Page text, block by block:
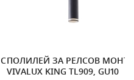
ПОЛИЛЕЙ ЗА РЕЛСОВ
VIVALUX KING TL909, GU10